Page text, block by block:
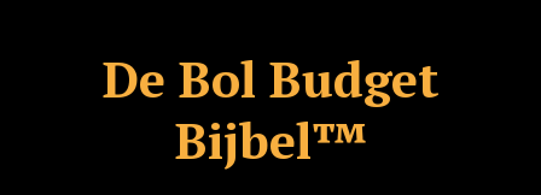
De Bol Budget
Bijbel™